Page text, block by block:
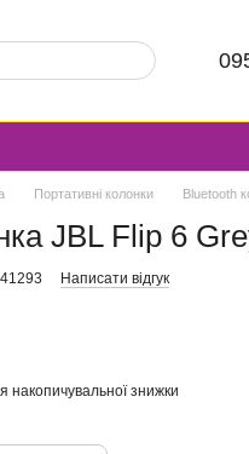
Портативні колонки Bluetooth
JBL Flip 6
Написати відгук
накопичувальної знижки